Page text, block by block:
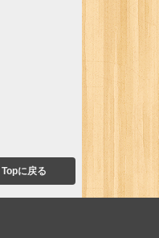
Topに戻る